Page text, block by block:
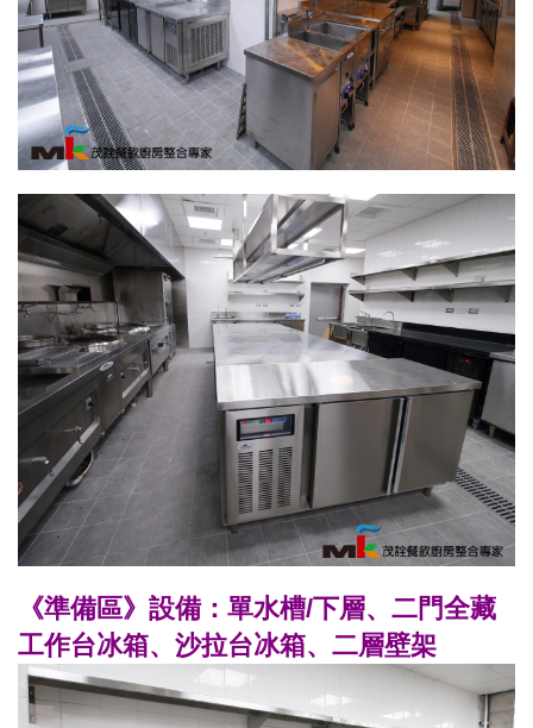
《準備區》設備：單水槽/下層、二門全藏
工作台冰箱、沙拉台冰箱、二層壁架